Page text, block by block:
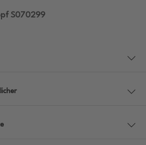
S070299